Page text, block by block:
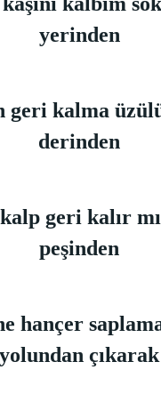
yerinden
geri kalma
derinden
geri kalır
peşinden
hançer
yolundan çıkarak